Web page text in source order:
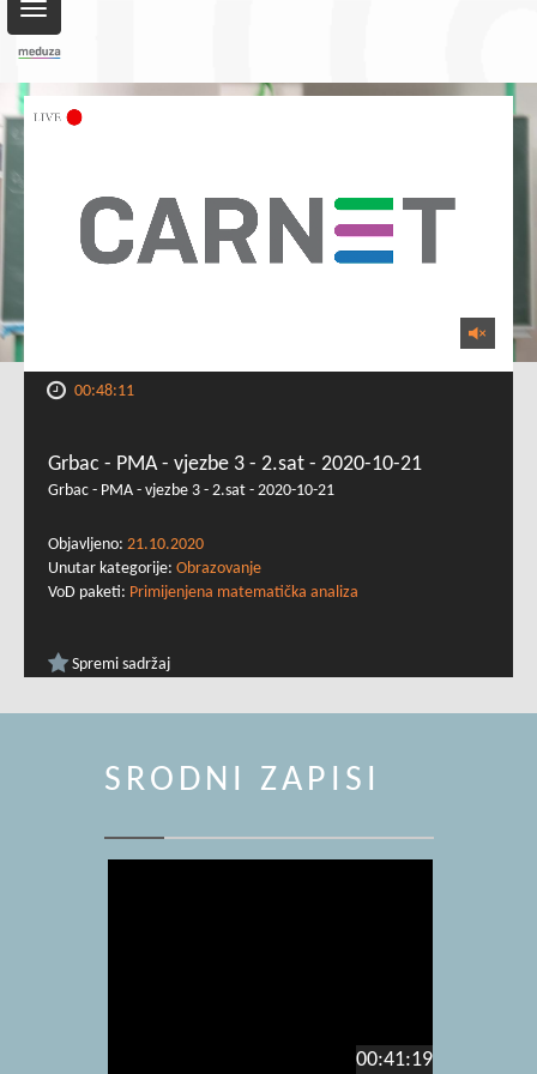
Toggle
navigation
00:48:11
Grbac - PMA - vjezbe 3 - 2.sat - 2020-10-21
Grbac - PMA - vjezbe 3 - 2.sat - 2020-10-21
Objavljeno: 21.10.2020
Unutar kategorije: Obrazovanje
VoD paketi: Primijenjena matematička analiza
Spremi sadržaj
SRODNI ZAPISI
00:41:19